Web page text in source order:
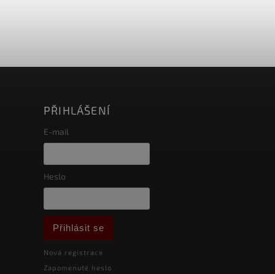
PŘIHLÁŠENÍ
E-mail
Heslo
Přihlásit se
Nová registrace
Zapomenuté heslo